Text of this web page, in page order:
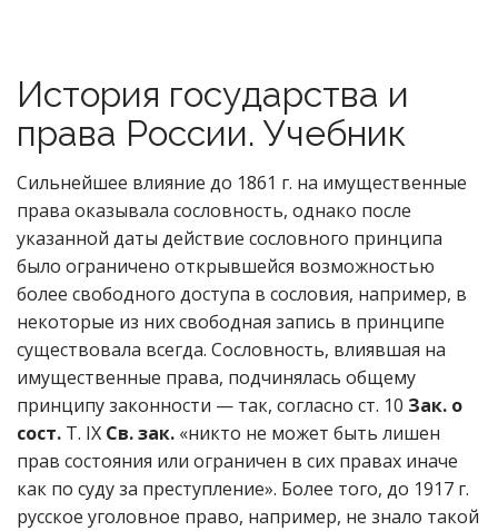
История государства и
права России. Учебник
Сильнейшее влияние до 1861 г. на имущественные
права оказывала сословность, однако после
указанной даты действие сословного принципа
было ограничено открывшейся возможностью
более свободного доступа в сословия, например, в
некоторые из них свободная запись в принципе
существовала всегда. Сословность, влиявшая на
имущественные права, подчинялась общему
принципу законности — так, согласно ст. 10 Зак. о
сост. Т. IX Св. зак. «никто не может быть лишен
прав состояния или ограничен в сих правах иначе
как по суду за преступление». Более того, до 1917 г.
русское уголовное право, например, не знало такой